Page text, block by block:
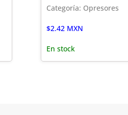
Categoría: Opresores
$2.42MXN
En stock